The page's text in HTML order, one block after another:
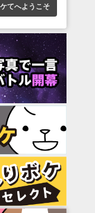
てへようこそ